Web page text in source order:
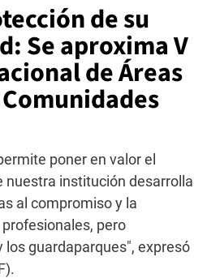
de su
Se aproxima V
de Áreas
poner en valor el
nuestra institución desarrolla
al compromiso y la
pero
guardaparques", expresó